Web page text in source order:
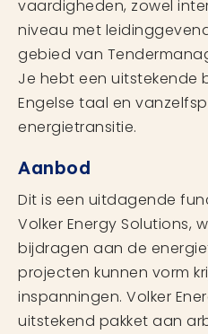
vaardigheden, zowel
niveau met
gebied van
Je hebt een uitstekende
Engelse taal en
energietransitie.
Aanbod
Dit is een uitdagende
Volker Energy Solutions,
bijdragen aan de
projecten kunnen vorm
inspanningen. Volker
uitstekend pakket aan